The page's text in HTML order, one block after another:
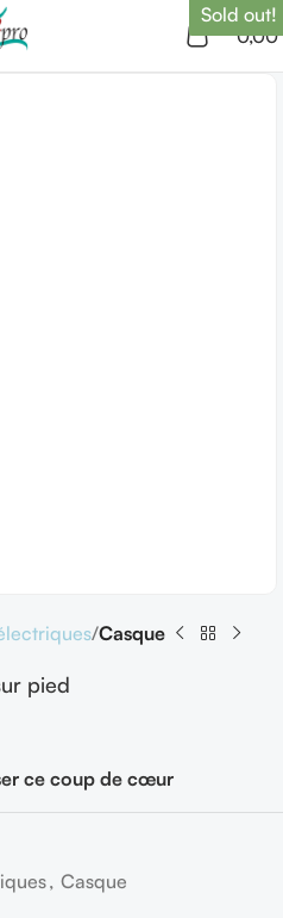
0,00
Sold out!
Casque
pied
ce coup de cœur
, Casque